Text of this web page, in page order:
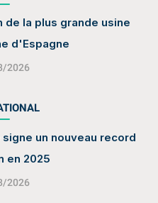
de la plus grande usine
d'Espagne
2026
un nouveau record
en 2025
2026